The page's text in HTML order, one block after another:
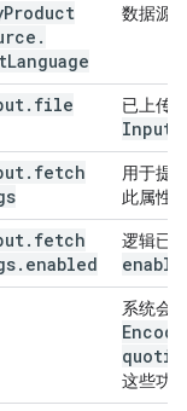
Product
.
Language
数据源
. file
已上传
Input
. fetch
用于提
此属性
. fetch
. enabled
逻辑已
系统会
这些功